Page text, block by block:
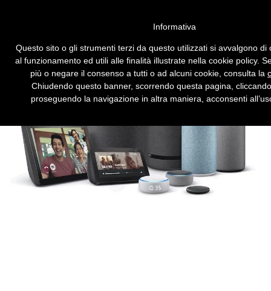
errore gli assistenti vocali
E registrano le nostre voci.
Informativa
Questo sito o gli strumenti terzi da questo utilizzati si avvalgono di
al funzionamento ed utili alle finalità illustrate nella cookie policy.
più o negare il consenso a tutti o ad alcuni cookie, consulta la
Chiudendo questo banner, scorrendo questa pagina,
proseguendo la navigazione in altra maniera, acconsenti